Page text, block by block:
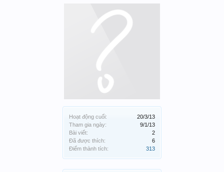
Hoạt động cuối:
20/3/13
Tham gia ngày:
9/1/13
Bài viết:
2
Đã được thích:
6
Điểm thành tích:
313